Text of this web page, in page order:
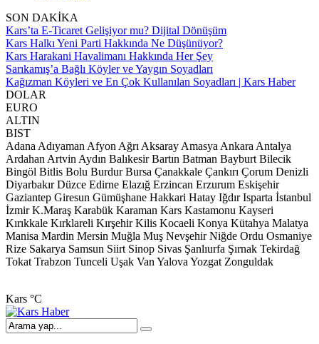
SON DAKİKA
Kars’ta E-Ticaret Gelişiyor mu? Dijital Dönüşüm
Kars Halkı Yeni Parti Hakkında Ne Düşünüyor?
Kars Harakani Havalimanı Hakkında Her Şey
Sarıkamış’a Bağlı Köyler ve Yaygın Soyadları
Kağızman Köyleri ve En Çok Kullanılan Soyadları | Kars Haber
DOLAR
EURO
ALTIN
BIST
Adana Adıyaman Afyon Ağrı Aksaray Amasya Ankara Antalya
Ardahan Artvin Aydın Balıkesir Bartın Batman Bayburt Bilecik
Bingöl Bitlis Bolu Burdur Bursa Çanakkale Çankırı Çorum Denizli
Diyarbakır Düzce Edirne Elazığ Erzincan Erzurum Eskişehir
Gaziantep Giresun Gümüşhane Hakkari Hatay Iğdır Isparta İstanbul
İzmir K.Maraş Karabük Karaman Kars Kastamonu Kayseri
Kırıkkale Kırklareli Kırşehir Kilis Kocaeli Konya Kütahya Malatya
Manisa Mardin Mersin Muğla Muş Nevşehir Niğde Ordu Osmaniye
Rize Sakarya Samsun Siirt Sinop Sivas Şanlıurfa Şırnak Tekirdağ
Tokat Trabzon Tunceli Uşak Van Yalova Yozgat Zonguldak
Kars °C